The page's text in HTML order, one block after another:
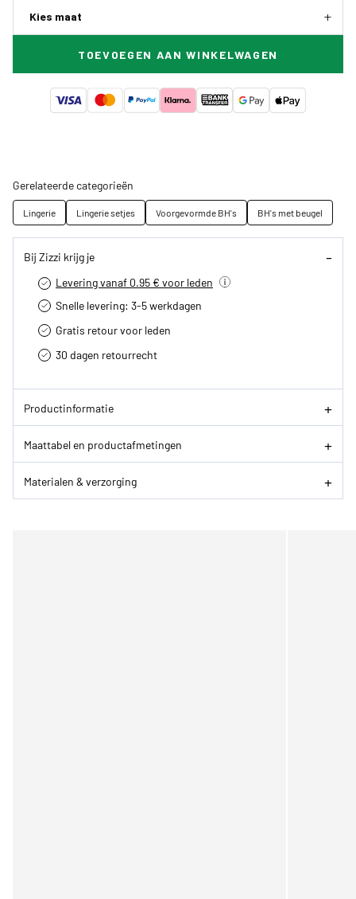
Kies maat
TOEVOEGEN AAN WINKELWAGEN
Gerelateerde categorieën
Lingerie Lingerie setjes Voorgevormde BH's BH's met beugel
Bij Zizzi krijg je
Levering vanaf 0.95 € voor leden
Snelle levering: 3-5 werkdagen
Gratis retour voor leden
30 dagen retourrecht­
Productinformatie
Maattabel en productafmetingen
Materialen & verzorging